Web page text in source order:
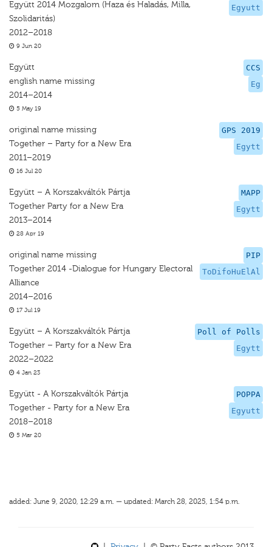
Egyutt
Együtt 2014 Mozgalom (Haza és Haladás, Milla,
Szolidaritás)
2012–2018
9 Jun 20
CCS
Eg
Együtt
english name missing
2014–2014
5 May 19
GPS 2019
Egytt
original name missing
Together – Party for a New Era
2011–2019
16 Jul 20
MAPP
Egytt
Együtt – A Korszakváltók Pártja
Together Party for a New Era
2013–2014
28 Apr 19
PIP
ToDifoHuElAl
original name missing
Together 2014 -Dialogue for Hungary Electoral
Alliance
2014–2016
17 Jul 19
Poll of Polls
Egytt
Együtt – A Korszakváltók Pártja
Together – Party for a New Era
2022–2022
4 Jan 23
POPPA
Egyutt
Együtt - A Korszakváltók Pártja
Together - Party for a New Era
2018–2018
5 Mar 20
added: June 9, 2020, 12:29 a.m. — updated: March 28, 2025, 1:54 p.m.